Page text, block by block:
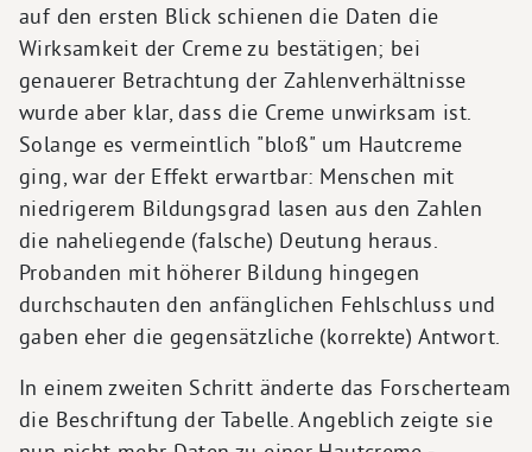
auf den ersten Blick schienen die Daten die
Wirksamkeit der Creme zu bestätigen; bei
genauerer Betrachtung der Zahlenverhältnisse
wurde aber klar, dass die Creme unwirksam ist.
Solange es vermeintlich "bloß" um Hautcreme
ging, war der Effekt erwartbar: Menschen mit
niedrigerem Bildungsgrad lasen aus den Zahlen
die naheliegende (falsche) Deutung heraus.
Probanden mit höherer Bildung hingegen
durchschauten den anfänglichen Fehlschluss und
gaben eher die gegensätzliche (korrekte) Antwort.
In einem zweiten Schritt änderte das Forscherteam
die Beschriftung der Tabelle. Angeblich zeigte sie